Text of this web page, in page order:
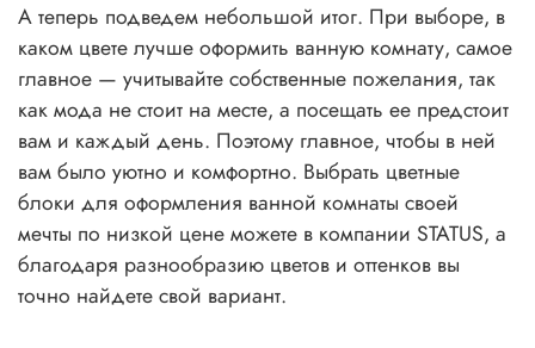
А теперь подведем небольшой итог. При выборе, в
каком цвете лучше оформить ванную комнату, самое
главное — учитывайте собственные пожелания, так
как мода не стоит на месте, а посещать ее предстоит
вам и каждый день. Поэтому главное, чтобы в ней
вам было уютно и комфортно. Выбрать цветные
блоки для оформления ванной комнаты своей
мечты по низкой цене можете в компании STATUS, а
благодаря разнообразию цветов и оттенков вы
точно найдете свой вариант.